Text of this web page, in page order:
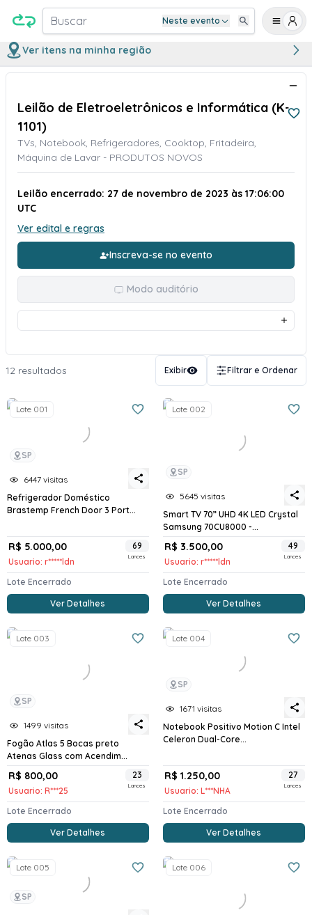
Buscar Neste evento
Ver itens na minha região
Leilão de Eletroeletrônicos e Informática (K-
1101)
TVs, Notebook, Refrigeradores, Cooktop, Fritadeira,
Máquina de Lavar - PRODUTOS NOVOS
Leilão encerrado: 27 de novembro de 2023 às 17:06:00
UTC
Ver edital e regras
Inscreva-se no evento
Modo auditório
12 resultados Exibir Filtrar e Ordenar
SP
Lote 001
6447 visitas
Refrigerador Doméstico
Brastemp French Door 3 Port...
R$ 5.000,00
Usuario: r*****ldn
69
Lances
Lote Encerrado
Ver Detalhes
SP
Lote 002
5645 visitas
Smart TV 70” UHD 4K LED Crystal
Samsung 70CU8000 -...
R$ 3.500,00
Usuario: r*****ldn
49
Lances
Lote Encerrado
Ver Detalhes
SP
Lote 003
1499 visitas
Fogão Atlas 5 Bocas preto
Atenas Glass com Acendim...
R$ 800,00
Usuario: R***25
23
Lances
Lote Encerrado
Ver Detalhes
SP
Lote 004
1671 visitas
Notebook Positivo Motion C Intel
Celeron Dual-Core...
R$ 1.250,00
Usuario: L***NHA
27
Lances
Lote Encerrado
Ver Detalhes
SP
Lote 005 Lote 006